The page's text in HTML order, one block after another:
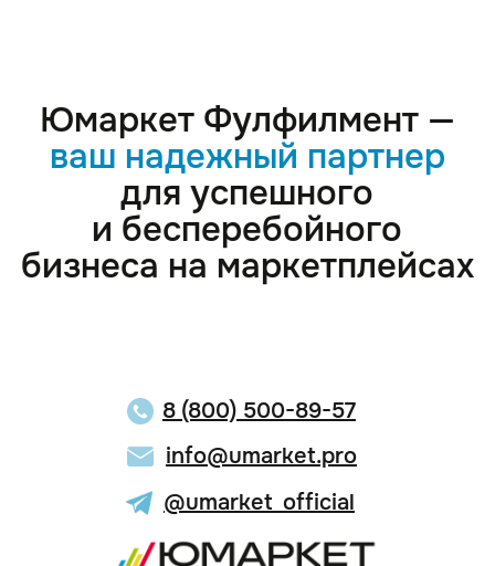
8 (800) 500-89-57
@umarket_official
info@umarket.pro